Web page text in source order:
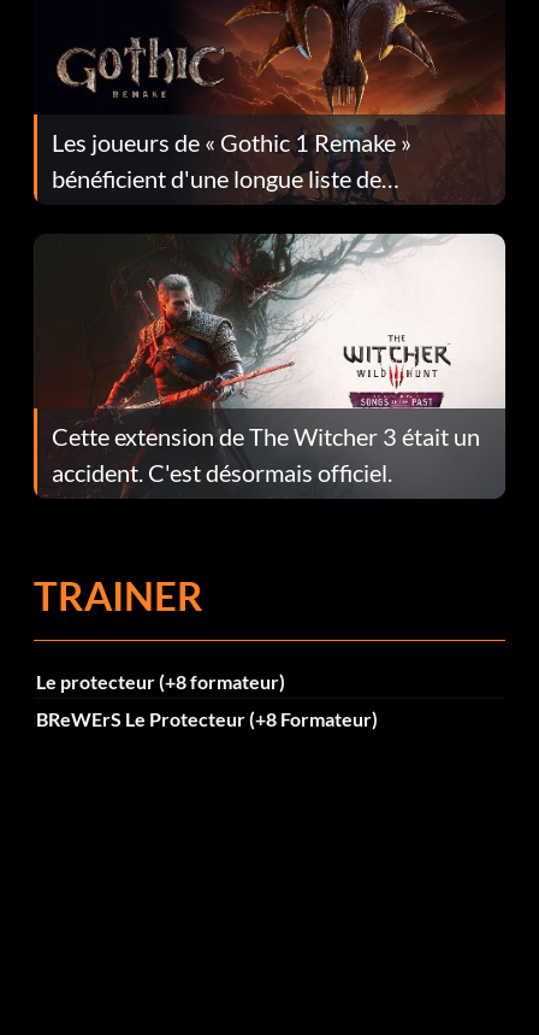
Les joueurs de « Gothic 1 Remake »
bénéficient d'une longue liste de
corrections dans la mise à jour 1.0.4
Cette extension de The Witcher 3 était un
accident. C'est désormais officiel.
TRAINER
Le protecteur (+8 formateur)
BReWErS Le Protecteur (+8 Formateur)